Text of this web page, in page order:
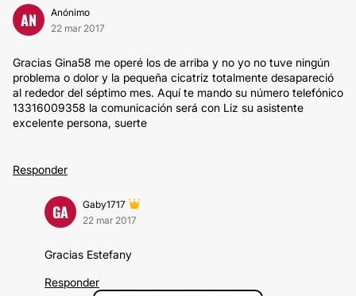
AN
Anónimo
22 mar 2017
Gracias Gina58 me operé los de arriba y no yo no tuve ningún
problema o dolor y la pequeña cicatriz totalmente desapareció
al rededor del séptimo mes. Aquí te mando su número telefónico
13316009358 la comunicación será con Liz su asistente
excelente persona, suerte
Responder
GA
Gaby1717
22 mar 2017
Gracias Estefany
Responder